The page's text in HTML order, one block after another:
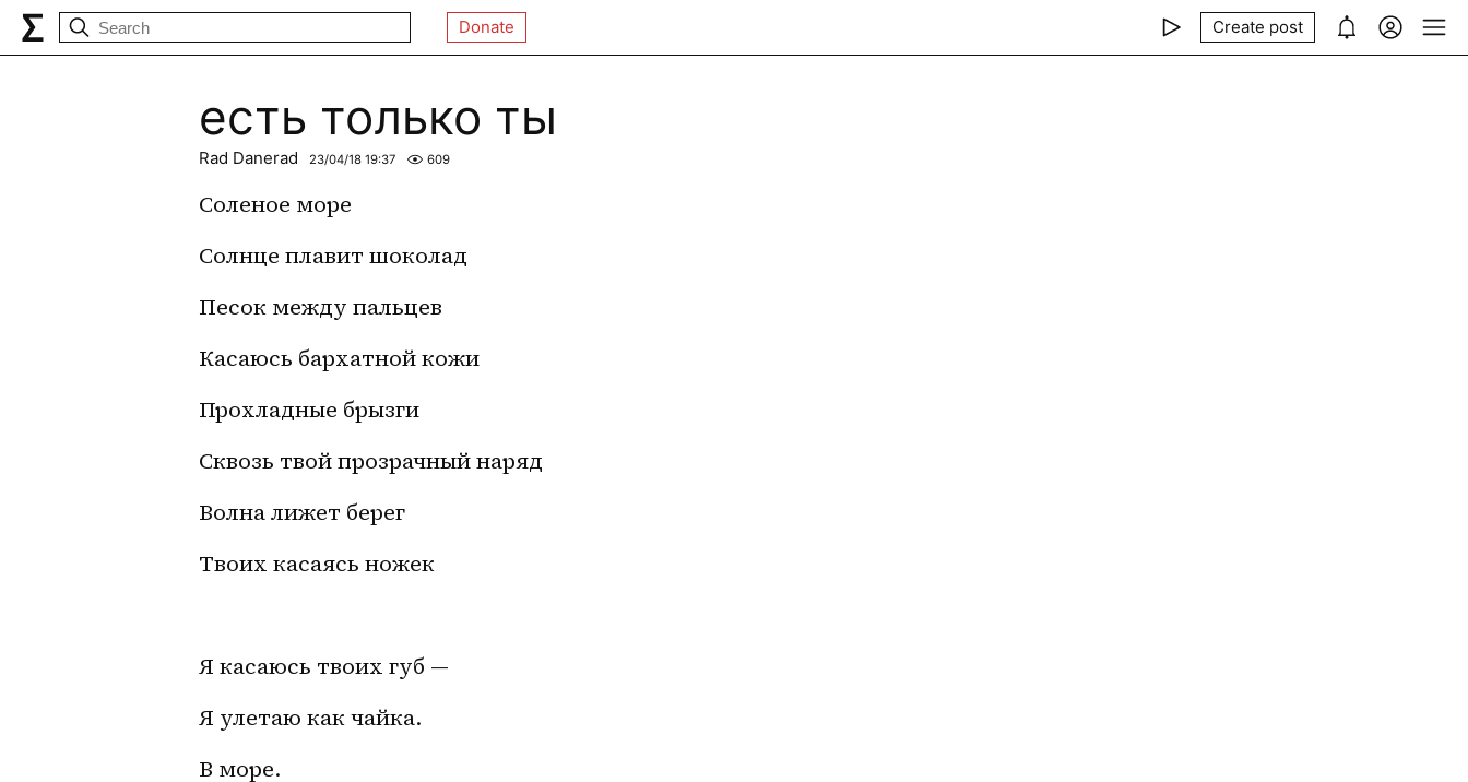
Donate Create post
есть только ты
Rad Danerad 23/04/18 19:37 609
Соленое море
Солнце плавит шоколад
Песок между пальцев
Касаюсь бархатной кожи
Прохладные брызги
Сквозь твой прозрачный наряд
Волна лижет берег
Твоих касаясь ножек
Я касаюсь твоих губ —
Я улетаю как чайка.
В море.